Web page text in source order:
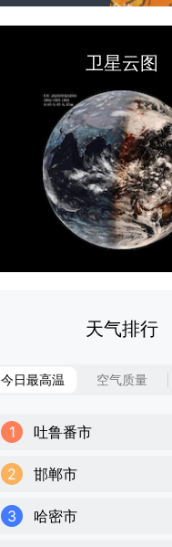
卫星云图
天气排行
今日最高温 空气质量
1 吐鲁番市
2 邯郸市
3 哈密市